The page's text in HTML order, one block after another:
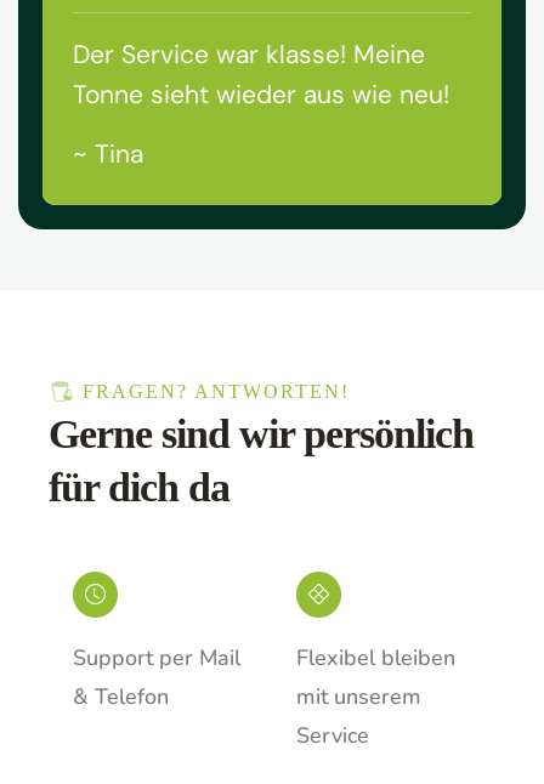
Der Service war klasse! Meine
Tonne sieht wieder aus wie neu!
~ Tina
FRAGEN? ANTWORTEN!
Gerne sind wir persönlich
für dich da
Support per Mail
& Telefon
Flexibel bleiben
mit unserem
Service